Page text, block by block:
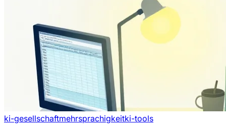
ki-gesellschaftmehrsprachigkeitki-tools